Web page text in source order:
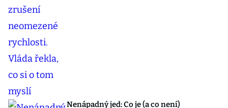
Nenápadný jed: Co je (a co není)